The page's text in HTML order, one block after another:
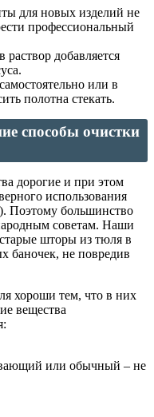
для новых изделий не
профессиональный
раствор добавляется
или в
полотна стекать.
способы очистки
дорогие и при этом
использования
Поэтому большинство
советам. Наши
шторы из тюля в
баночек, не повредив
хороши тем, что в них
вещества
или обычный – не